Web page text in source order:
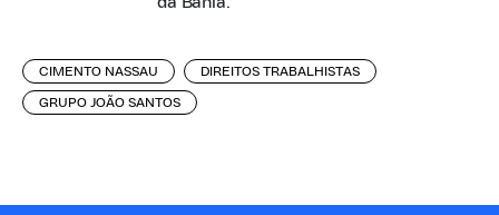
CIMENTO NASSAU DIREITOS TRABALHISTAS
GRUPO JOÃO SANTOS